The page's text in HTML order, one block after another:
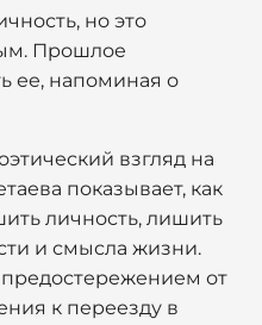
но это
Прошлое
ее, напоминая о
взгляд на
показывает, как
личность, лишить
и смысла жизни.
от
к переезду в